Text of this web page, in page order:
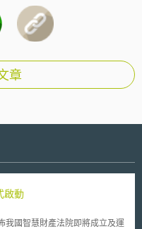
章
啟動
國智慧財產法院即將成立及運